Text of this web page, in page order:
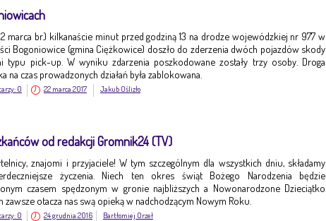
marca br.) kilkanaście minut przed godziną 13 na drodze wojewódzkiej nr 977 w
Bogoniowice (gmina Ciężkowice) doszło do zderzenia dwóch pojazdów skody
typu pick-up. W wyniku zdarzenia poszkodowane zostały trzy osoby. Droga
na czas prowadzonych działań była zablokowana.
0 22 marca 2017 Jakub Oślizło
od redakcji Gromnik24 (TV)
znajomi i przyjaciele! W tym szczególnym dla wszystkich dniu, składamy
życzenia. Niech ten okres świąt Bożego Narodzenia będzie
czasem spędzonym w gronie najbliższych a Nowonarodzone Dzieciątko
zawsze otacza nas swą opieką w nadchodzącym Nowym Roku.
0 24 grudnia 2016 Bartłomiej Orzeł